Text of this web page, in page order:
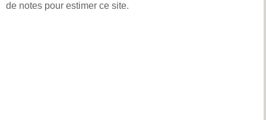
de notes pour estimer ce site.